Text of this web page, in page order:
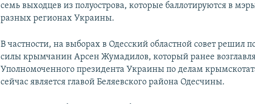
семь выходцев из полуострова, которые баллотируются в
разных регионах Украины.
В частности, на выборах в Одесский областной совет решил
силы крымчанин Арсен Жумадилов, который ранее
Уполномоченного президента Украины по делам
сейчас является главой Беляевского района Одесчины.